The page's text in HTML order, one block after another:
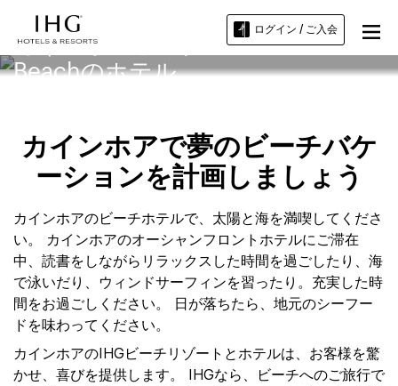
ログイン / ご入会
カインホアビーチKhanh Hoa
Beachのホテル
カインホアで夢のビーチバケ
ーションを計画しましょう
カインホアのビーチホテルで、太陽と海を満喫してくださ
い。 カインホアのオーシャンフロントホテルにご滞在
中、読書をしながらリラックスした時間を過ごしたり、海
で泳いだり、ウィンドサーフィンを習ったり。充実した時
間をお過ごしください。 日が落ちたら、地元のシーフー
ドを味わってください。
カインホアのIHGビーチリゾートとホテルは、お客様を驚
かせ、喜びを提供します。 IHGなら、ビーチへのご旅行で